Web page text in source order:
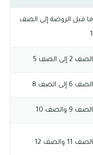
ما قبل الروضة إلى الصف
1
الصف 2 إلى الصف 5
الصف 6 إلى الصف 8
الصف 9 والصف 10
الصف 11 والصف 12